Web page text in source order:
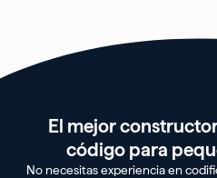
El mejor
código para
No necesitas experiencia en